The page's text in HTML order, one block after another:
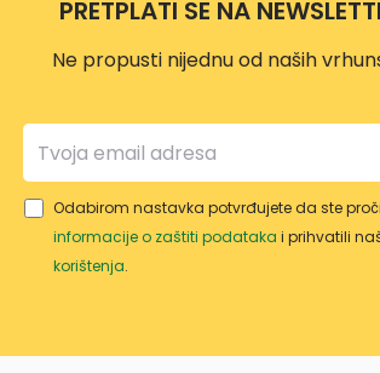
PRETPLATI SE NA
Ne propusti nijednu od naših
Odabirom nastavka potvrđujete da ste
informacije o zaštiti podataka i prihvatili
korištenja.